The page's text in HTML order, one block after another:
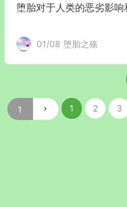
堕胎对于人类的恶劣影响
01/08 堕胎之殇
1 2 3